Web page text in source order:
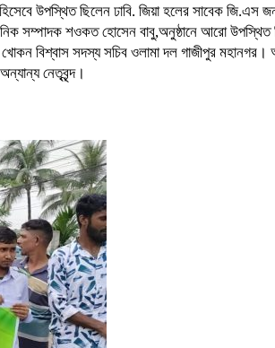
উপস্থিত ছিলেন ঢাবি. জিয়া হলের সাবেক
সম্পাদক শওকত হোসেন বাবু,অনুষ্ঠানে আরো উপস্থিত
বিশ্বাস সদস্য সচিব ওলামা দল গাজীপুর
নেতৃবৃন্দ।